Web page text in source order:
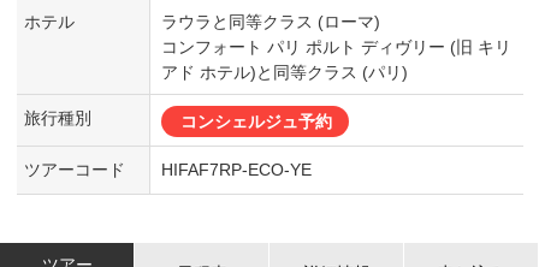
ホテル
ラウラと同等クラス (ローマ)
コンフォート パリ ポルト ディヴリー (旧 キリ
アド ホテル)と同等クラス (パリ)
旅行種別 コンシェルジュ予約
ツアーコード HIFAF7RP-ECO-YE